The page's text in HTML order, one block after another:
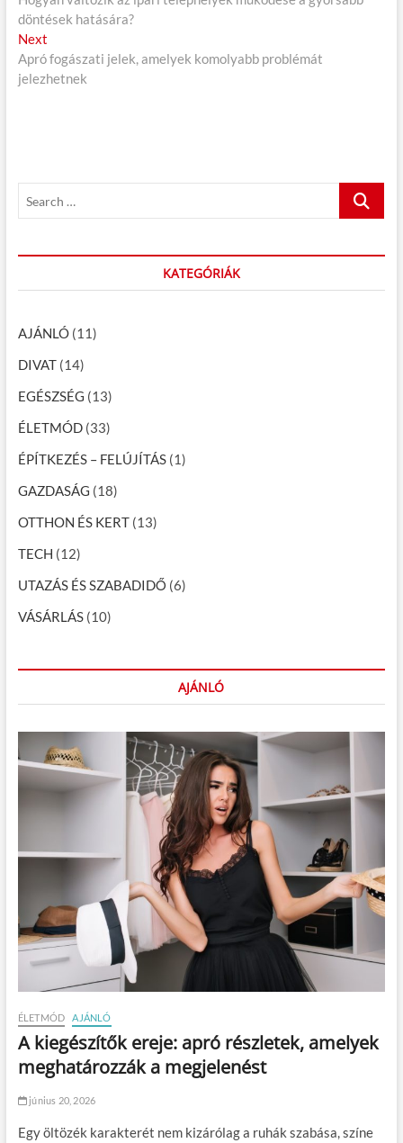
e
j
e
é
s
v
i
g
á
c
i
ó
e
i
o
:
döntések hatására?
Next
e
x
:
Apró fogászati jelek, amelyek komolyabb problémát
jelezhetnek
r
h
KATEGÓRIÁK
AJÁNLÓ(11)
DIVAT(14)
EGÉSZSÉG (13)
ÉLETMÓD(33)
ÉPÍTKEZÉS – FELÚJÍTÁS(1)
GAZDASÁG (18)
OTTHON ÉS KERT(13)
TECH (12)
UTAZÁS ÉS SZABADIDŐ (6)
VÁSÁRLÁS(10)
AJÁNLÓ
ÉLETMÓD AJÁNLÓ
A kiegészítők ereje: apró részletek, amelyek
meghatározzák a megjelenést
június 20, 2026
Egy öltözék karakterét nem kizárólag a ruhák szabása, színe